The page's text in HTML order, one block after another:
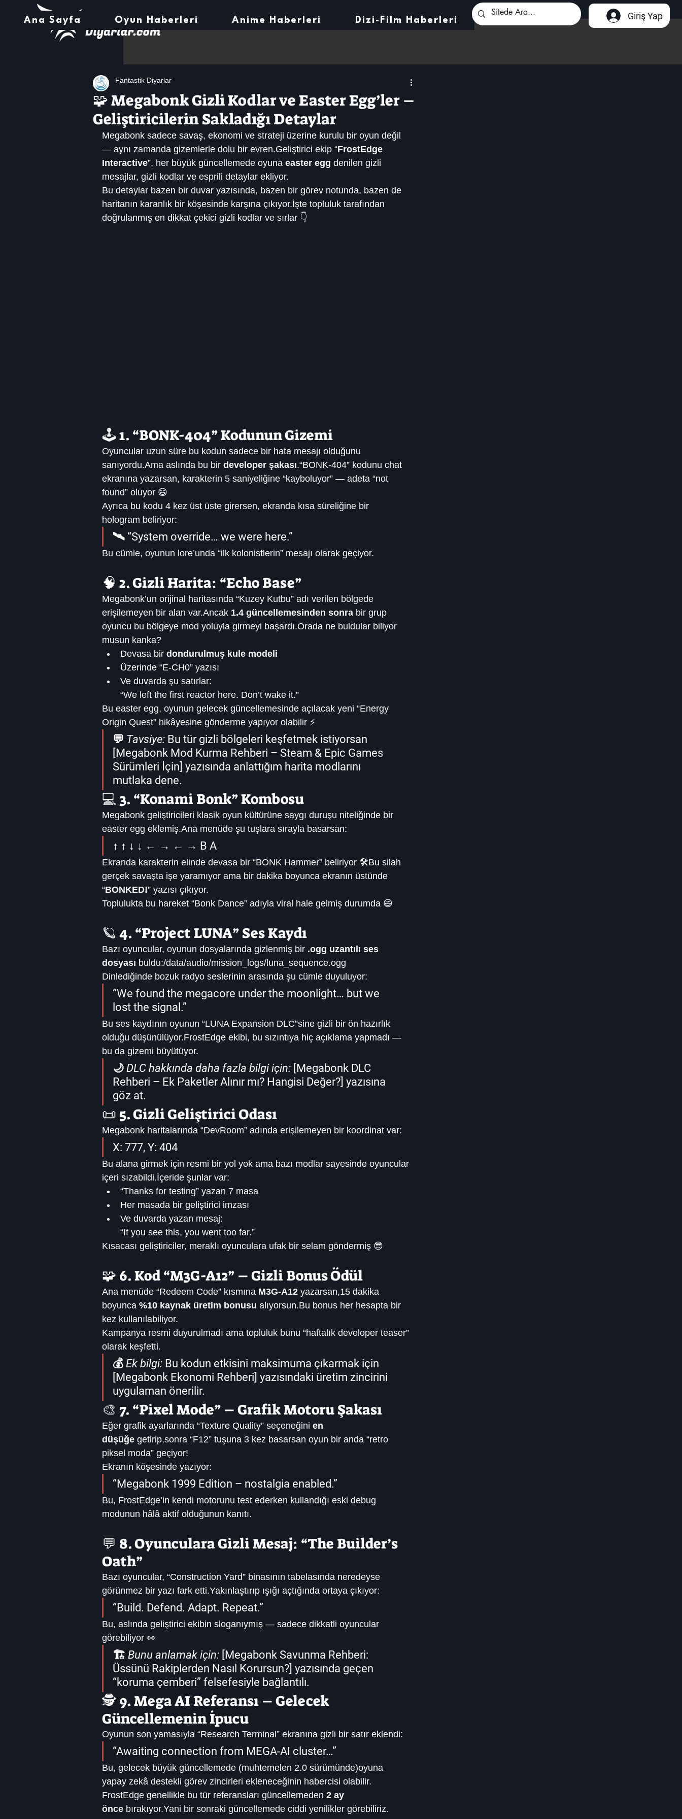
Ana Sayfa Oyun Haberleri Anime Haberleri Dizi-Film Haberleri Giriş Yap
🧩 Megabonk Gizli Kodlar ve Easter Egg’ler –
Geliştiricilerin Sakladığı Detaylar
Fantastik Diyarlar
Megabonk sadece savaş, ekonomi ve strateji üzerine kurulu bir oyun değil
— aynı zamanda gizemlerle dolu bir evren.Geliştirici ekip “FrostEdge
Interactive”, her büyük güncellemede oyuna easter egg denilen gizli
mesajlar, gizli kodlar ve esprili detaylar ekliyor.
Bu detaylar bazen bir duvar yazısında, bazen bir görev notunda, bazen de
haritanın karanlık bir köşesinde karşına çıkıyor.İşte topluluk tarafından
doğrulanmış en dikkat çekici gizli kodlar ve sırlar 👇
🕹️ 1. “BONK-404” Kodunun Gizemi
Oyuncular uzun süre bu kodun sadece bir hata mesajı olduğunu
sanıyordu.Ama aslında bu bir developer şakası.“BONK-404” kodunu chat
ekranına yazarsan, karakterin 5 saniyeliğine “kayboluyor” — adeta “not
found” oluyor 😄
Ayrıca bu kodu 4 kez üst üste girersen, ekranda kısa süreliğine bir
hologram beliriyor:
🛰️ “System override… we were here.”
Bu cümle, oyunun lore’unda “ilk kolonistlerin” mesajı olarak geçiyor.
🧠 2. Gizli Harita: “Echo Base”
Megabonk’un orijinal haritasında “Kuzey Kutbu” adı verilen bölgede
erişilemeyen bir alan var.Ancak 1.4 güncellemesinden sonra bir grup
oyuncu bu bölgeye mod yoluyla girmeyi başardı.Orada ne buldular biliyor
musun kanka?
Devasa bir dondurulmuş kule modeli
Üzerinde “E-CH0” yazısı
Ve duvarda şu satırlar:
“We left the first reactor here. Don’t wake it.”
Bu easter egg, oyunun gelecek güncellemesinde açılacak yeni “Energy
Origin Quest” hikâyesine gönderme yapıyor olabilir ⚡
💬 Tavsiye: Bu tür gizli bölgeleri keşfetmek istiyorsan
[Megabonk Mod Kurma Rehberi – Steam & Epic Games
Sürümleri İçin] yazısında anlattığım harita modlarını
mutlaka dene.
💻 3. “Konami Bonk” Kombosu
Megabonk geliştiricileri klasik oyun kültürüne saygı duruşu niteliğinde bir
easter egg eklemiş.Ana menüde şu tuşlara sırayla basarsan:
↑ ↑ ↓ ↓ ← → ← → B A
Ekranda karakterin elinde devasa bir “BONK Hammer” beliriyor 🛠️Bu silah
gerçek savaşta işe yaramıyor ama bir dakika boyunca ekranın üstünde
“BONKED!” yazısı çıkıyor.
Toplulukta bu hareket “Bonk Dance” adıyla viral hale gelmiş durumda 😄
🪐 4. “Project LUNA” Ses Kaydı
Bazı oyuncular, oyunun dosyalarında gizlenmiş bir .ogg uzantılı ses
dosyası buldu:/data/audio/mission_logs/luna_sequence.ogg
Dinlediğinde bozuk radyo seslerinin arasında şu cümle duyuluyor:
“We found the megacore under the moonlight… but we
lost the signal.”
Bu ses kaydının oyunun “LUNA Expansion DLC”sine gizli bir ön hazırlık
olduğu düşünülüyor.FrostEdge ekibi, bu sızıntıya hiç açıklama yapmadı —
bu da gizemi büyütüyor.
🌙 DLC hakkında daha fazla bilgi için: [Megabonk DLC
Rehberi – Ek Paketler Alınır mı? Hangisi Değer?] yazısına
göz at.
📜 5. Gizli Geliştirici Odası
Megabonk haritalarında “DevRoom” adında erişilemeyen bir koordinat var:
X: 777, Y: 404
Bu alana girmek için resmi bir yol yok ama bazı modlar sayesinde oyuncular
içeri sızabildi.İçeride şunlar var:
“Thanks for testing” yazan 7 masa
Her masada bir geliştirici imzası
Ve duvarda yazan mesaj:
“If you see this, you went too far.”
Kısacası geliştiriciler, meraklı oyunculara ufak bir selam göndermiş 😎
🧩 6. Kod “M3G-A12” – Gizli Bonus Ödül
Ana menüde “Redeem Code” kısmına M3G-A12 yazarsan,15 dakika
boyunca %10 kaynak üretim bonusu alıyorsun.Bu bonus her hesapta bir
kez kullanılabiliyor.
Kampanya resmi duyurulmadı ama topluluk bunu “haftalık developer teaser”
olarak keşfetti.
💰 Ek bilgi: Bu kodun etkisini maksimuma çıkarmak için
[Megabonk Ekonomi Rehberi] yazısındaki üretim zincirini
uygulaman önerilir.
🎨 7. “Pixel Mode” – Grafik Motoru Şakası
Eğer grafik ayarlarında “Texture Quality” seçeneğini en
düşüğe getirip,sonra “F12” tuşuna 3 kez basarsan oyun bir anda “retro
piksel moda” geçiyor!
Ekranın köşesinde yazıyor:
“Megabonk 1999 Edition – nostalgia enabled.”
Bu, FrostEdge’in kendi motorunu test ederken kullandığı eski debug
modunun hâlâ aktif olduğunun kanıtı.
💬 8. Oyunculara Gizli Mesaj: “The Builder’s
Oath”
Bazı oyuncular, “Construction Yard” binasının tabelasında neredeyse
görünmez bir yazı fark etti.Yakınlaştırıp ışığı açtığında ortaya çıkıyor:
“Build. Defend. Adapt. Repeat.”
Bu, aslında geliştirici ekibin sloganıymış — sadece dikkatli oyuncular
görebiliyor 👀
🏗️ Bunu anlamak için: [Megabonk Savunma Rehberi:
Üssünü Rakiplerden Nasıl Korursun?] yazısında geçen
“koruma çemberi” felsefesiyle bağlantılı.
🕵️ 9. Mega AI Referansı – Gelecek
Güncellemenin İpucu
Oyunun son yamasıyla “Research Terminal” ekranına gizli bir satır eklendi:
“Awaiting connection from MEGA-AI cluster…”
Bu, gelecek büyük güncellemede (muhtemelen 2.0 sürümünde)oyuna
yapay zekâ destekli görev zincirleri ekleneceğinin habercisi olabilir.
FrostEdge genellikle bu tür referansları güncellemeden 2 ay
önce bırakıyor.Yani bir sonraki güncellemede ciddi yenilikler görebiliriz.